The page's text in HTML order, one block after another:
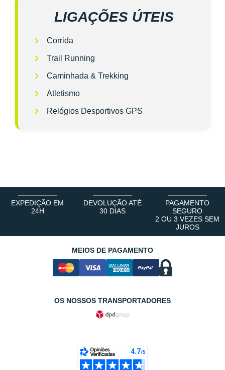
LIGAÇÕES ÚTEIS
Corrida
Trail Running
Caminhada & Trekking
Atletismo
Relógios Desportivos GPS
EXPEDIÇÃO EM
24H
DEVOLUÇÃO ATÉ
30 DIAS
PAGAMENTO
SEGURO
2 OU 3 VEZES SEM
JUROS
MEIOS DE PAGAMENTO
OS NOSSOS TRANSPORTADORES